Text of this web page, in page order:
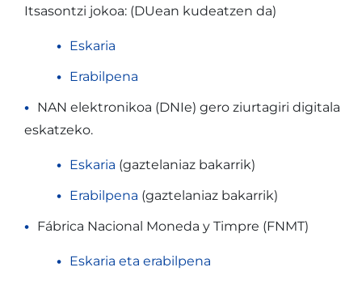
Itsasontzi jokoa: (DUean kudeatzen da)
Eskaria
Erabilpena
NAN elektronikoa (DNIe) gero ziurtagiri digitala
eskatzeko.
Eskaria (gaztelaniaz bakarrik)
Erabilpena (gaztelaniaz bakarrik)
Fábrica Nacional Moneda y Timpre (FNMT)
Eskaria eta erabilpena